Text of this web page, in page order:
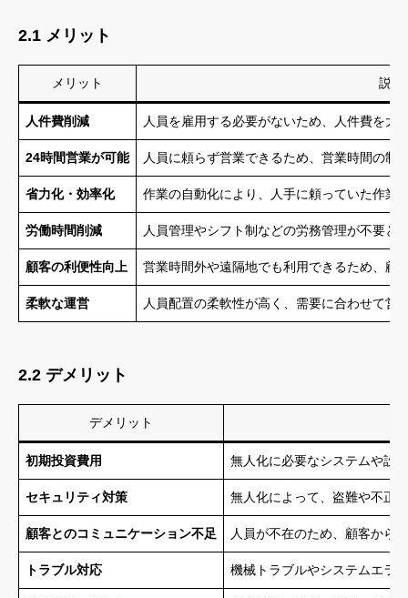
2.1 メリット
メリット 説明
人件費削減 人員を雇用する必要がないため、人件費を大
24時間営業が可能 人員に頼らず営業できるため、営業時間の制
省力化・効率化 作業の自動化により、人手に頼っていた作業
労働時間削減 人員管理やシフト制などの労務管理が不要と
顧客の利便性向上 営業時間外や遠隔地でも利用できるため、顧
柔軟な運営 人員配置の柔軟性が高く、需要に合わせて営
2.2 デメリット
デメリット
初期投資費用 無人化に必要なシステムや設
セキュリティ対策 無人化によって、盗難や不正
顧客とのコミュニケーション不足 人員が不在のため、顧客から
トラブル対応 機械トラブルやシステムエラ